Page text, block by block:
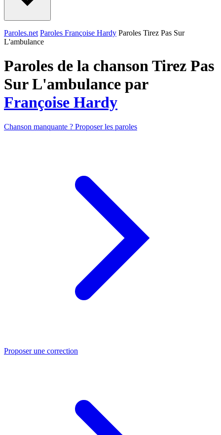
Paroles.net Paroles Françoise Hardy Paroles Tirez Pas Sur
L'ambulance
Paroles de la chanson Tirez Pas
Sur L'ambulance par
Françoise Hardy
Chanson manquante ? Proposer les paroles
Proposer une correction